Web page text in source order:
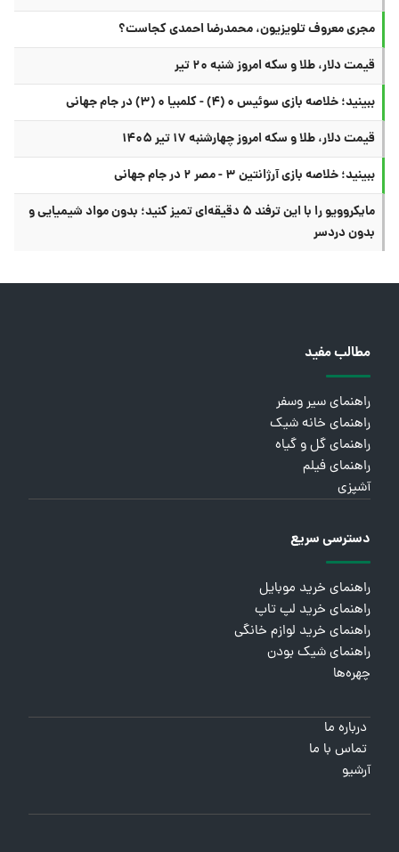
مجری معروف تلویزیون، محمدرضا احمدی کجاست؟
قیمت دلار، طلا و سکه امروز شنبه ۲۰ تیر
ببینید؛ خلاصه بازی سوئیس ۰ (۴) - کلمبیا ۰ (۳) در جام جهانی
قیمت دلار، طلا و سکه امروز چهارشنبه ۱۷ تیر ۱۴۰۵
ببینید؛ خلاصه بازی آرژانتین ۳ - مصر ۲ در جام جهانی
مایکروویو را با این ترفند ۵ دقیقه‌ای تمیز کنید؛ بدون مواد شیمیایی و
بدون دردسر
مطالب مفید
راهنمای سیر وسفر
راهنمای خانه شیک
راهنمای گل و گیاه
راهنمای فیلم
آشپزی
دسترسی سریع
راهنمای خرید موبایل
راهنمای خرید لپ تاپ
راهنمای خرید لوازم خانگی
راهنمای شیک بودن
چهره‌ها
درباره ما
تماس با ما
آرشیو